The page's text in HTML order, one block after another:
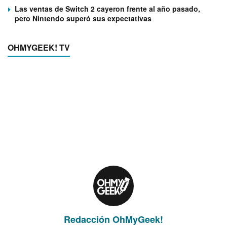
Las ventas de Switch 2 cayeron frente al año pasado,
pero Nintendo superó sus expectativas
OHMYGEEK! TV
Redacción OhMyGeek!